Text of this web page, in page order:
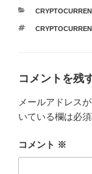
カ
ゴ
タ
コメントを残
メールアドレス
いている欄は必
コメント ※